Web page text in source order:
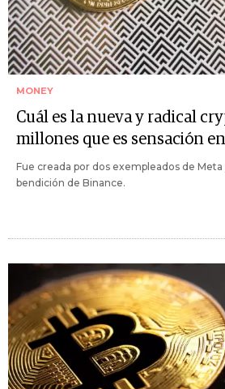
MONEY
Cuál es la nueva y radical
millones que es sensación
Fue creada por dos exempleados de Meta
bendición de Binance.